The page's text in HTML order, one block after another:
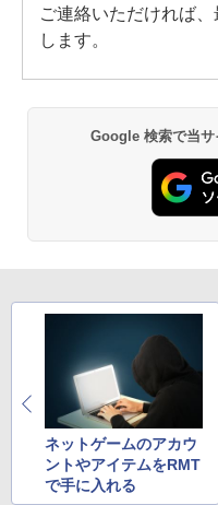
ご連絡いただければ
します。
Google 検索で当サ
ネットゲームのアカウ
ントやアイテムをRMT
で手に入れる